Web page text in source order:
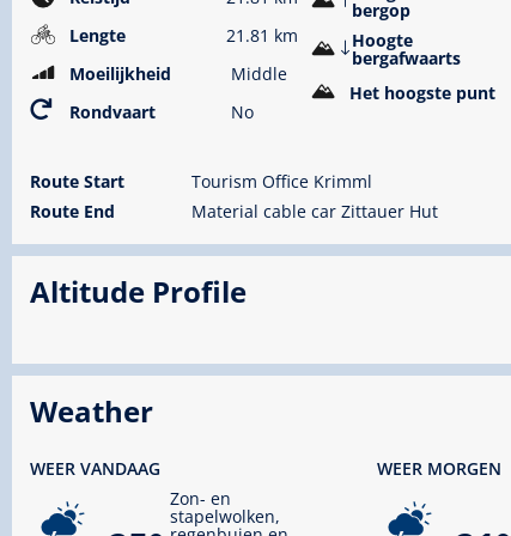
Lengte
21.81 km
Moeilijkheid
Middle
Rondvaart
No
bergop
Hoogte
bergafwaarts
Het hoogste punt
Route Start
Tourism Office Krimml
Route End
Material cable car Zittauer Hut
Altitude Profile
Weather
WEER VANDAAG
Zon- en
stapelwolken,
WEER MORGEN